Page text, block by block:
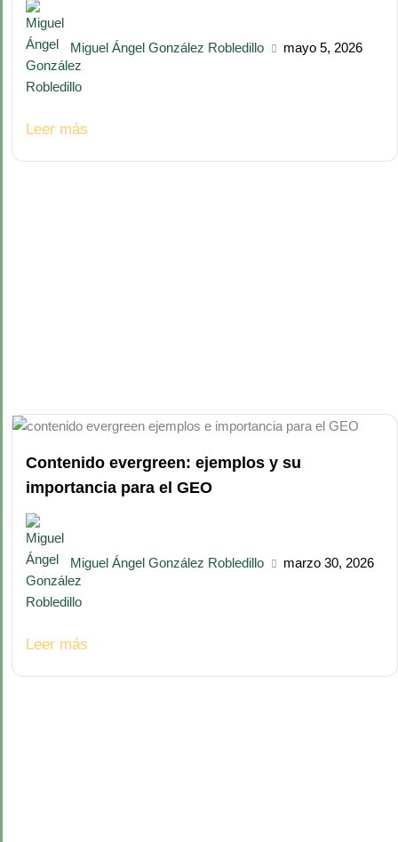
Miguel Ángel González Robledillo mayo 5, 2026
Leer más
Contenido evergreen: ejemplos y su
importancia para el GEO
Miguel Ángel González Robledillo marzo 30, 2026
Leer más